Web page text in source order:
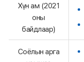
Хүн ам (2021
оны
байдлаар)
Соёлын арга